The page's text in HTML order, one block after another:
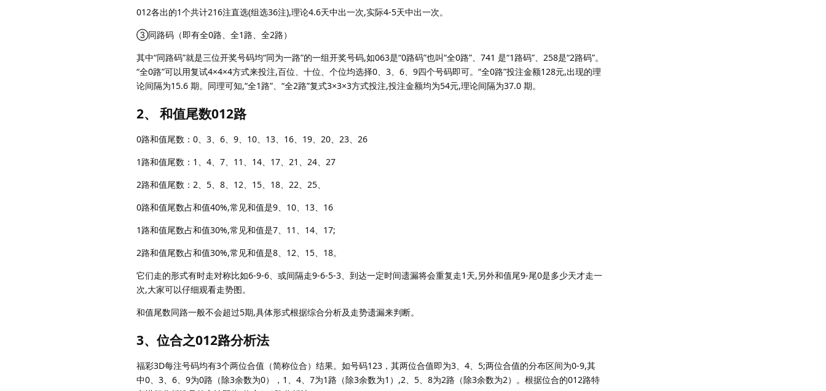
012各出的1个共计216注直选(组选36注),理论4.6天中出一次,实际4-5天中出一次。
③同路码（即有全0路、全1路、全2路）
其中“同路码”就是三位开奖号码均“同为一路”的一组开奖号码,如063是“0路码”也叫“全0路”、741 是“1路码”、258是“2路码”。
“全0路”可以用复试4×4×4方式来投注,百位、十位、个位均选择0、3、6、9四个号码即可。“全0路”投注金额128元,出现的理
论间隔为15.6 期。同理可知,“全1路”、“全2路”复式3×3×3方式投注,投注金额均为54元,理论间隔为37.0 期。
2、 和值尾数012路
0路和值尾数：0、3、6、9、10、13、16、19、20、23、26
1路和值尾数：1、4、7、11、14、17、21、24、27
2路和值尾数：2、5、8、12、15、18、22、25、
0路和值尾数占和值40%,常见和值是9、10、13、16
1路和值尾数占和值30%,常见和值是7、11、14、17;
2路和值尾数占和值30%,常见和值是8、12、15、18。
它们走的形式有时走对称比如6-9-6、或间隔走9-6-5-3、到达一定时间遗漏将会重复走1天,另外和值尾9-尾0是多少天才走一
次,大家可以仔细观看走势图。
和值尾数同路一般不会超过5期,具体形式根据综合分析及走势遗漏来判断。
3、位合之012路分析法
福彩3D每注号码均有3个两位合值（简称位合）结果。如号码123，其两位合值即为3、4、5;两位合值的分布区间为0-9,其
中0、3、6、9为0路（除3余数为0），1、4、7为1路（除3余数为1）,2、5、8为2路（除3余数为2）。根据位合的012路特